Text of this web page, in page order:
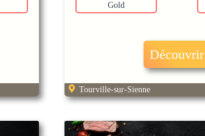
Gold
Découvrir
Tourville-sur-Sienne